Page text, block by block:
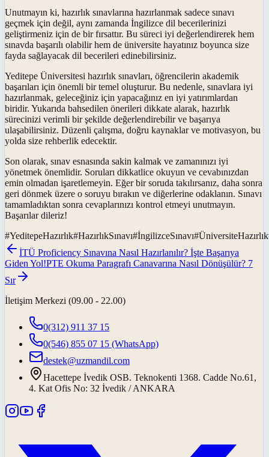
Unutmayın ki, hazırlık sınavlarına hazırlanmak sadece sınavı
geçmek için değil, aynı zamanda İngilizce dil becerilerinizi
geliştirmeniz için de bir fırsattır. Bu süreci iyi değerlendirerek hem
sınavda başarılı olabilir hem de üniversite hayatınız boyunca size
fayda sağlayacak dil becerileri edinebilirsiniz.
Yeditepe Üniversitesi hazırlık sınavları, öğrencilerin akademik
başarıları için önemli bir temel oluşturur. Bu nedenle, sınavlara iyi
hazırlanmak, geleceğiniz için yapacağınız en iyi yatırımlardan
biridir. Yukarıda bahsedilen önerileri dikkate alarak, hazırlık
sürecinizi verimli bir şekilde değerlendirebilir ve başarıya
ulaşabilirsiniz. Düzenli çalışma, doğru kaynaklar ve motivasyon, bu
yolda size rehberlik edecektir.
Son olarak, sınav esnasında sakin kalmak ve zamanınızı iyi
yönetmek önemlidir. Soruları dikkatlice okuyun ve cevabınızdan
emin olmadan işaretlemeyin. Eğer bir soruda takılırsanız, daha sonra
geri dönmek üzere o soruyu bırakın ve diğerlerine odaklanın. Sınavı
tamamladıktan sonra cevaplarınızı kontrol etmeyi unutmayın.
Başarılar dileriz!
#YeditepeHazırlık#HazırlıkSınavı#İngilizceSınavı#ÜniversiteHazırlık
İTÜ Proficiency Sınavına Nasıl Hazırlanılır? İşte Başarıya
Giden Yol!PTE Okuma Paragrafı Canavarına Nasıl Dönüşülür? 7
Sır
İletişim Merkezi (09.00 - 22.00)
0(312) 911 37 15
0(546) 855 07 15 (WhatsApp)
destek@uzmandil.com
Hacettepe İvedik OSB. Teknokenti 1368. Cadde No.61,
4. Kat Ofis No: 32 İvedik / ANKARA